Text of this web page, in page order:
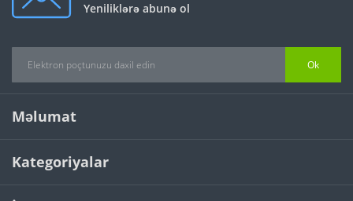
Yeniliklərə abunə ol
Ok
Məlumat
Kategoriyalar